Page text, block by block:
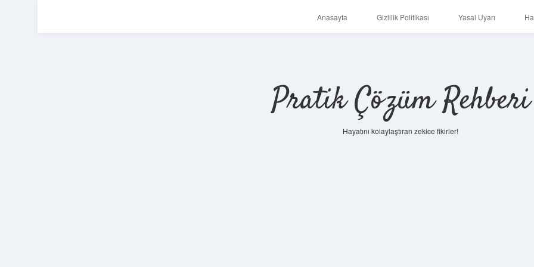
Anasayfa Gizlilik Politikası Yasal Uyarı
Pratik Çözüm Rehberi
Hayatını kolaylaştıran zekice fikirler!